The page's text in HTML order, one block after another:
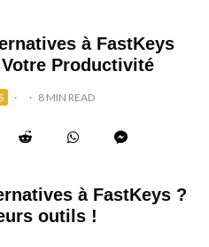
à FastKeys
Productivité
· · 8 MIN READ
à FastKeys ?
outils !